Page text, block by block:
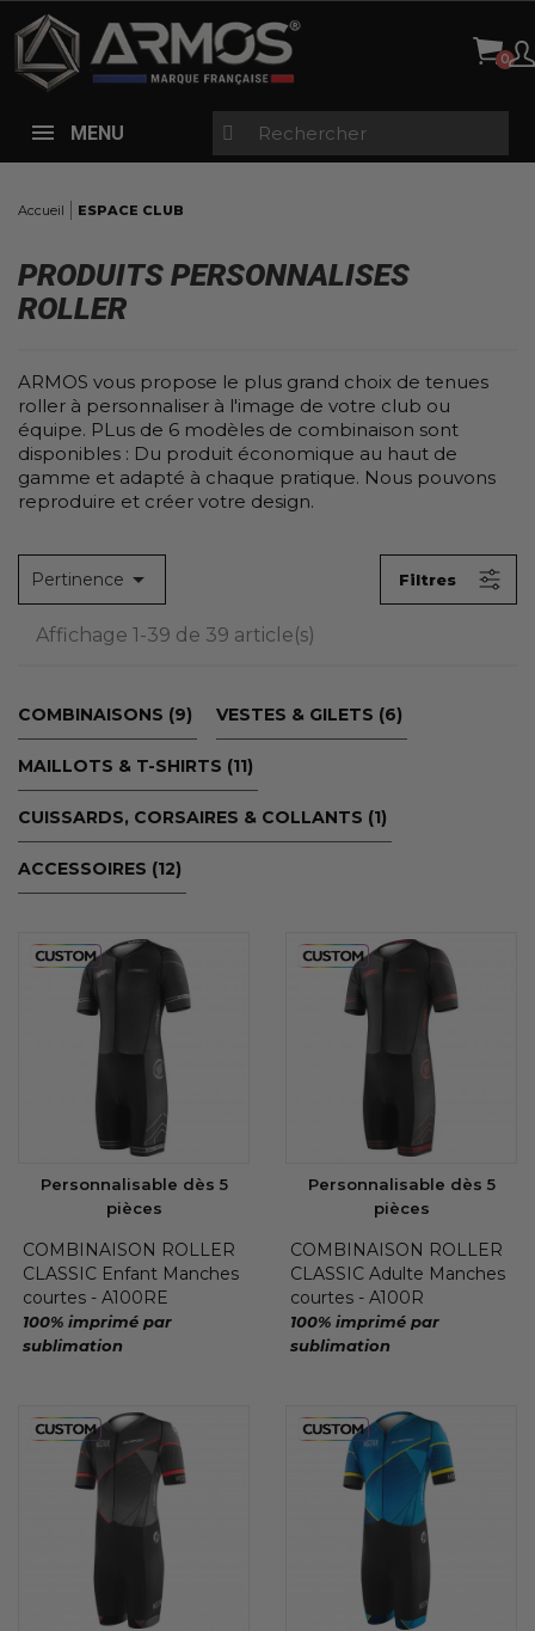
MENU
Accueil ESPACE CLUB
FILTRE DE RECHERCHE ESPACE CLUB
Tous
EXPLICATIONS
Tous
Coupe Régular
Coupe ajustée(5)
CATÉGORIES DE NIVEAU 1
Aucun choix disponible pour ce groupe
CATÉGORIES DE NIVEAU 2
Aucun choix disponible pour ce groupe
PRODUITS PERSONNALISES
ROLLER
ARMOS vous propose le plus grand choix de tenues
roller à personnaliser à l'image de votre club ou
équipe. PLus de 6 modèles de combinaison sont
disponibles : Du produit économique au haut de
gamme et adapté à chaque pratique. Nous pouvons
reproduire et créer votre design.
Pertinence  Filtres
Affichage 1-39 de 39 article(s)
COMBINAISONS (9) VESTES & GILETS (6)
MAILLOTS & T-SHIRTS (11)
CUISSARDS, CORSAIRES & COLLANTS (1)
ACCESSOIRES (12)
Personnalisable dès 5
pièces
COMBINAISON ROLLER
CLASSIC Enfant Manches
courtes - A100RE
100% imprimé par
sublimation
Personnalisable dès 5
pièces
COMBINAISON ROLLER
CLASSIC Adulte Manches
courtes - A100R
100% imprimé par
sublimation
Panneau de gestion des cookies